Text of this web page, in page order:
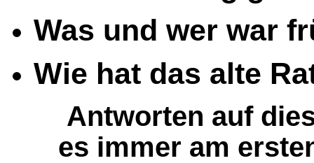
Was und wer war
Wie hat das alte
Antworten auf
es immer am